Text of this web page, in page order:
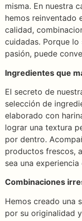
misma. En nuestra
hemos reinventado
calidad,
cuidadas. Porque
pasión, puede
Ingredientes que
El secreto de
selección de
elaborado con
lograr una textura
por dentro.
productos frescos,
sea una
Combinaciones
Hemos creado una
por su originalidad